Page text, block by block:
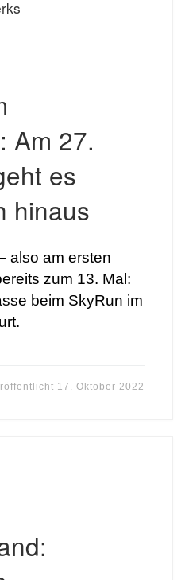
Am 27.
es
hinaus
also am ersten
zum 13. Mal:
beim SkyRun im
17. Oktober 2022